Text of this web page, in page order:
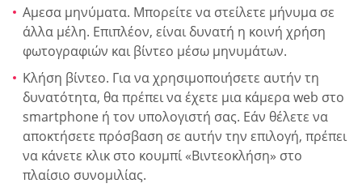
Αμεσα μηνύματα. Μπορείτε να στείλετε μήνυμα σε
άλλα μέλη. Επιπλέον, είναι δυνατή η κοινή χρήση
φωτογραφιών και βίντεο μέσω μηνυμάτων.
Κλήση βίντεο. Για να χρησιμοποιήσετε αυτήν τη
δυνατότητα, θα πρέπει να έχετε μια κάμερα web στο
smartphone ή τον υπολογιστή σας. Εάν θέλετε να
αποκτήσετε πρόσβαση σε αυτήν την επιλογή, πρέπει
να κάνετε κλικ στο κουμπί «Βιντεοκλήση» στο
πλαίσιο συνομιλίας.